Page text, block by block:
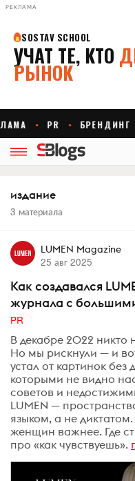
РЕКЛАМА
издание
3 материала
LUMEN Magazine
25 авг 2025
Как создавался
журнала с
PR
В декабре 2022 никто
Но мы рискнули — и
устал от картинок
которыми не видно
советов и
LUMEN —
языком, а не
женщин важнее. Где
про «как чувствуешь».